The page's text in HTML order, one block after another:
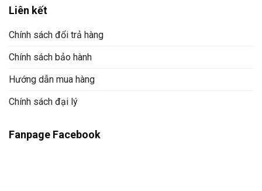
Liên kết
Chính sách đổi trả hàng
Chính sách bảo hành
Hướng dẫn mua hàng
Chính sách đại lý
Fanpage Facebook